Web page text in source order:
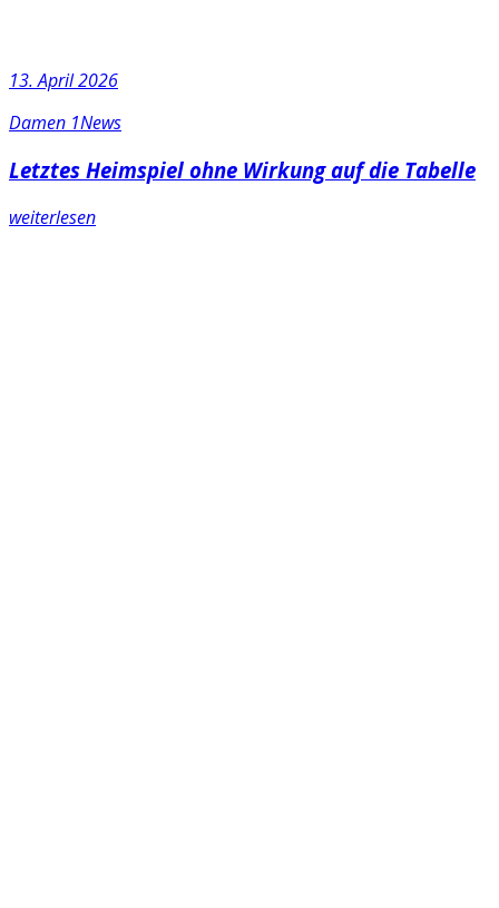
13. April 2026
Damen 1News
Letztes Heimspiel ohne Wirkung auf die Tabelle
weiterlesen